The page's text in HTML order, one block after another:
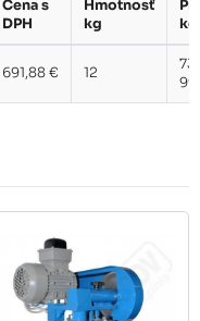
Cena s
DPH
Hmotnosť
kg
691,88 € 12